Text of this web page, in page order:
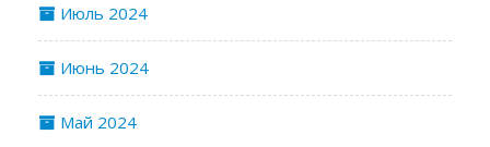
Июль 2024
Июнь 2024
Май 2024